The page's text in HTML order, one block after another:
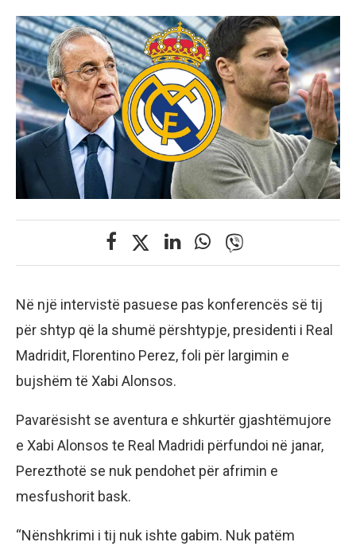
Në një intervistë pasuese pas konferencës së tij
për shtyp që la shumë përshtypje, presidenti i Real
Madridit, Florentino Perez, foli për largimin e
bujshëm të Xabi Alonsos.
Pavarësisht se aventura e shkurtër gjashtëmujore
e Xabi Alonsos te Real Madridi përfundoi në janar,
Perezthotë se nuk pendohet për afrimin e
mesfushorit bask.
“Nënshkrimi i tij nuk ishte gabim. Nuk patëm